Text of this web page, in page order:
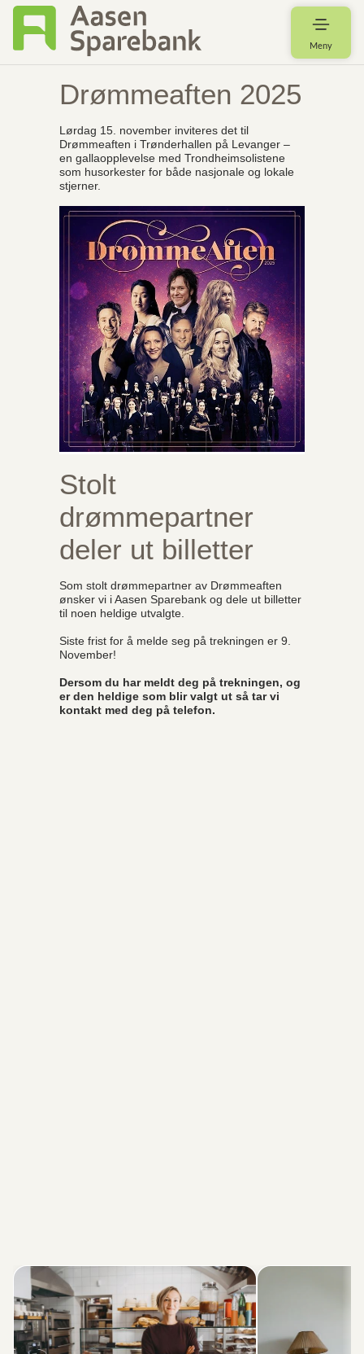
Meny
Drømmeaften 2025
Lørdag 15. november inviteres det til
Drømmeaften i Trønderhallen på Levanger –
en gallaopplevelse med Trondheimsolistene
som husorkester for både nasjonale og lokale
stjerner.
Stolt
drømmepartner
deler ut billetter
Som stolt drømmepartner av Drømmeaften
ønsker vi i Aasen Sparebank og dele ut billetter
til noen heldige utvalgte.
Siste frist for å melde seg på trekningen er 9.
November!
Dersom du har meldt deg på trekningen, og
er den heldige som blir valgt ut så tar vi
kontakt med deg på telefon.